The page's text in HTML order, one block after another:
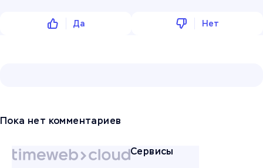
Да Нет
Пока нет комментариев
Сервисы